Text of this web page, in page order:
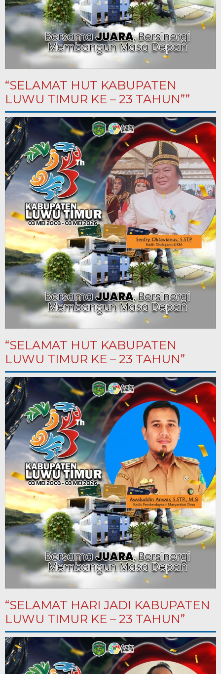
“SELAMAT HUT KABUPATEN
LUWU TIMUR KE – 23 TAHUN””
“SELAMAT HUT KABUPATEN
LUWU TIMUR KE – 23 TAHUN”
“SELAMAT HARI JADI KABUPATEN
LUWU TIMUR KE – 23 TAHUN”